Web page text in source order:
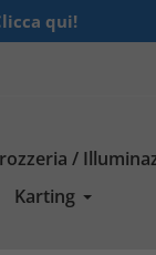
qui!
/
Karting